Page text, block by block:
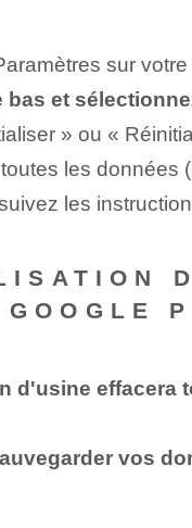
sur
bas et
» ou «
les données
les
d'usine effacera
vos